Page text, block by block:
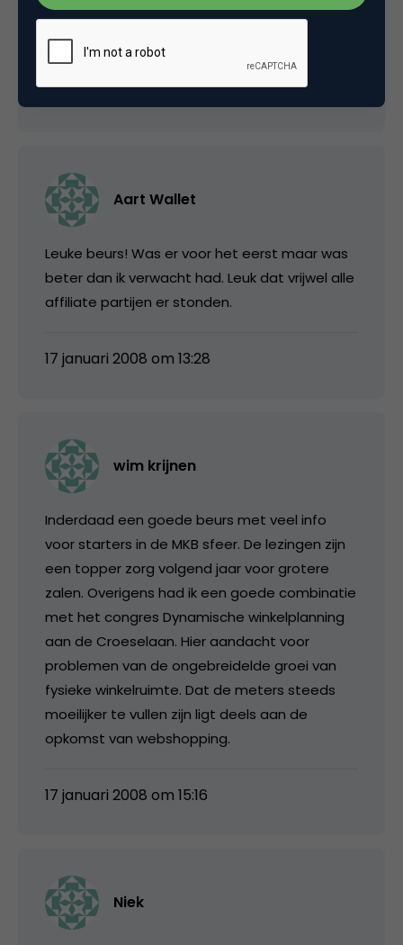
bedrijven tegen te komen. Dit scheelt weer 3
dagen rijden en plannen 😉
17 januari 2008 om 09:11
Aart Wallet
Leuke beurs! Was er voor het eerst maar was
beter dan ik verwacht had. Leuk dat vrijwel alle
affiliate partijen er stonden.
17 januari 2008 om 13:28
wim krijnen
Inderdaad een goede beurs met veel info
voor starters in de MKB sfeer. De lezingen zijn
een topper zorg volgend jaar voor grotere
zalen. Overigens had ik een goede combinatie
met het congres Dynamische winkelplanning
aan de Croeselaan. Hier aandacht voor
problemen van de ongebreidelde groei van
fysieke winkelruimte. Dat de meters steeds
moeilijker te vullen zijn ligt deels aan de
opkomst van webshopping.
17 januari 2008 om 15:16
Niek